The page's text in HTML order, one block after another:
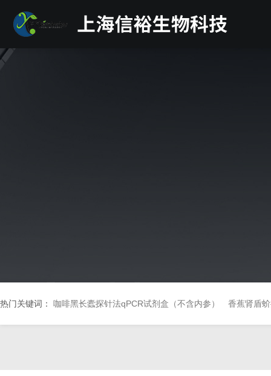
热门关键词： 咖啡黑长蠹探针法qPCR试剂盒（不含内参） 香蕉肾盾